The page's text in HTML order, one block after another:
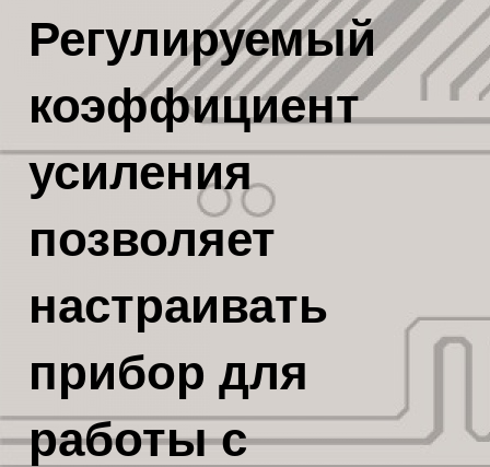
Регулируемый
коэффициент
усиления
позволяет
настраивать
прибор для
работы с